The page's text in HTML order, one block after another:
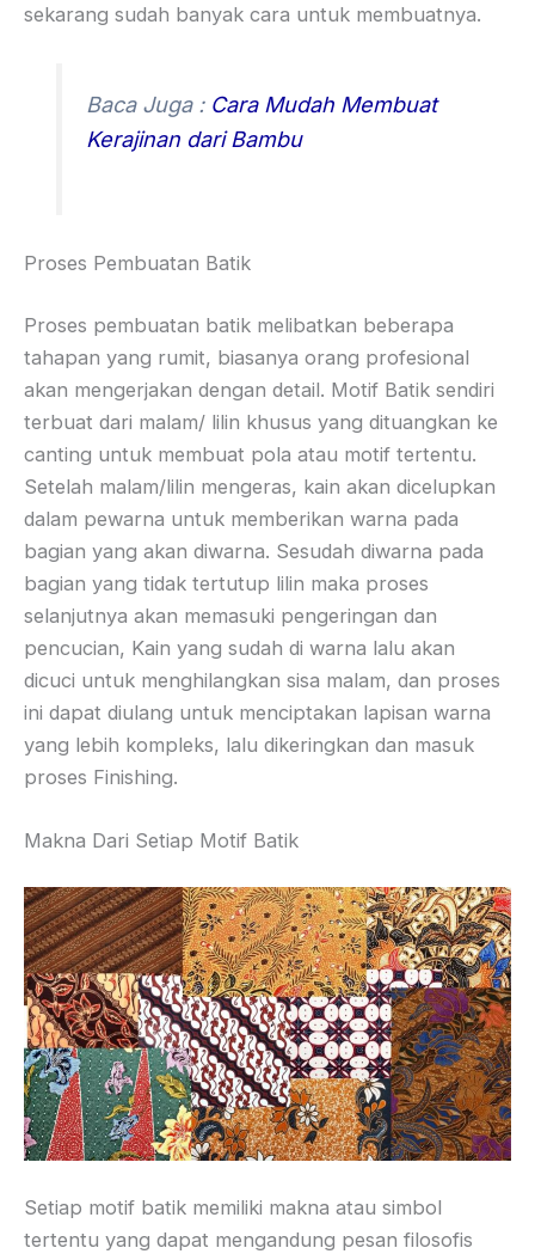
sekarang sudah banyak cara untuk membuatnya.
Baca Juga : Cara Mudah Membuat
Kerajinan dari Bambu
Proses Pembuatan Batik
Proses pembuatan batik melibatkan beberapa
tahapan yang rumit, biasanya orang profesional
akan mengerjakan dengan detail. Motif Batik sendiri
terbuat dari malam/ lilin khusus yang dituangkan ke
canting untuk membuat pola atau motif tertentu.
Setelah malam/lilin mengeras, kain akan dicelupkan
dalam pewarna untuk memberikan warna pada
bagian yang akan diwarna. Sesudah diwarna pada
bagian yang tidak tertutup lilin maka proses
selanjutnya akan memasuki pengeringan dan
pencucian, Kain yang sudah di warna lalu akan
dicuci untuk menghilangkan sisa malam, dan proses
ini dapat diulang untuk menciptakan lapisan warna
yang lebih kompleks, lalu dikeringkan dan masuk
proses Finishing.
Makna Dari Setiap Motif Batik
Setiap motif batik memiliki makna atau simbol
tertentu yang dapat mengandung pesan filosofis